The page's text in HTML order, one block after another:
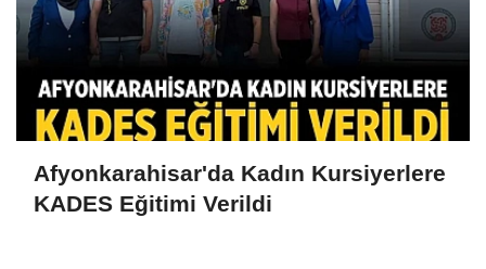
Afyonkarahisar'da Kadın Kursiyerlere
KADES Eğitimi Verildi